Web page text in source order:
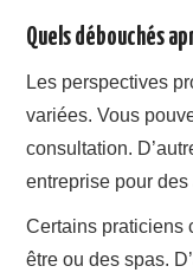
Quels débouchés
Les perspectives
variées. Vous
consultation.
entreprise pour
Certains praticiens
être ou des spas.